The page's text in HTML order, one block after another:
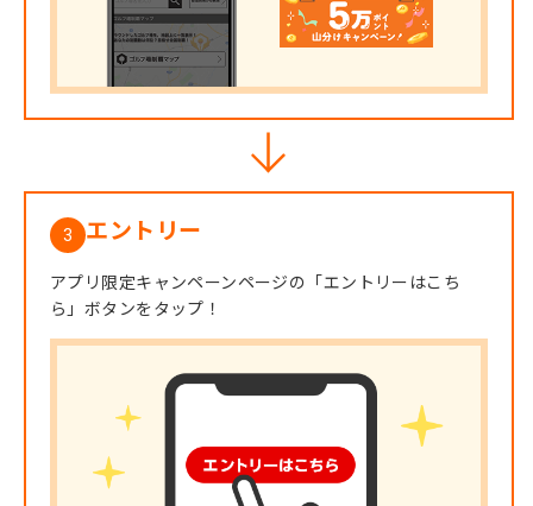
3 エントリー
アプリ限定キャンペーンページの「エントリーはこち
ら」ボタンをタップ！